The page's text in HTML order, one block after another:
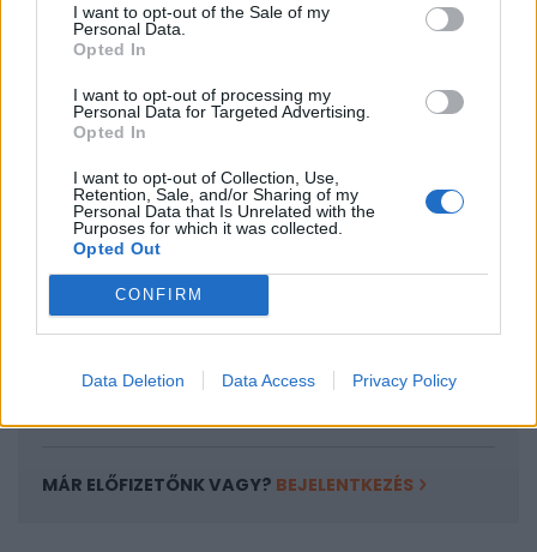
I want to opt-out of the Sale of my
Personal Data.
Opted In
I want to opt-out of processing my
Personal Data for Targeted Advertising.
Opted In
I want to opt-out of Collection, Use,
Retention, Sale, and/or Sharing of my
Personal Data that Is Unrelated with the
Purposes for which it was collected.
Opted Out
CONFIRM
Data Deletion Data Access Privacy Policy
rendben...
KEDVES OLVASÓNK!
A keresett cikk a portfolio.hu hírarchívumához
tartozik, melynek olvasása előfizetéses
regisztrációhoz kötött.
Az előfizetés a következőket tartalmazza:
Portfolio.hu teljes cikkarchívum
Kötéslisták: BÉT elmúlt 2 év napon belüli
kötéslistái
MÁR ELŐFIZETŐNK VAGY? BEJELENTKEZÉS